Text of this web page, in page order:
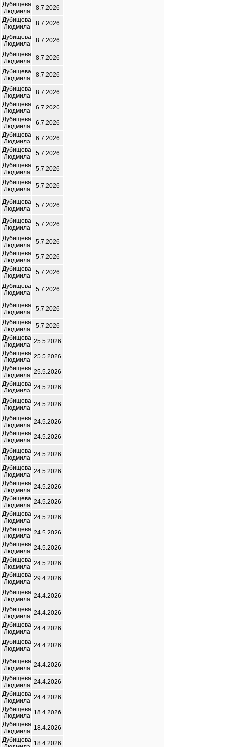
Дубищева
Людмила
8.7.2026
Дубищева
Людмила
8.7.2026
Дубищева
Людмила
8.7.2026
Дубищева
Людмила
8.7.2026
Дубищева
Людмила
8.7.2026
Дубищева
Людмила
8.7.2026
Дубищева
Людмила
6.7.2026
Дубищева
Людмила
6.7.2026
Дубищева
Людмила
6.7.2026
Дубищева
Людмила
5.7.2026
Дубищева
Людмила
5.7.2026
Дубищева
Людмила
5.7.2026
Дубищева
Людмила
5.7.2026
Дубищева
Людмила
5.7.2026
Дубищева
Людмила
5.7.2026
Дубищева
Людмила
5.7.2026
Дубищева
Людмила
5.7.2026
Дубищева
Людмила
5.7.2026
Дубищева
Людмила
5.7.2026
Дубищева
Людмила
5.7.2026
Дубищева
Людмила
25.5.2026
Дубищева
Людмила
25.5.2026
Дубищева
Людмила
25.5.2026
Дубищева
Людмила
24.5.2026
Дубищева
Людмила
24.5.2026
Дубищева
Людмила
24.5.2026
Дубищева
Людмила
24.5.2026
Дубищева
Людмила
24.5.2026
Дубищева
Людмила
24.5.2026
Дубищева
Людмила
24.5.2026
Дубищева
Людмила
24.5.2026
Дубищева
Людмила
24.5.2026
Дубищева
Людмила
24.5.2026
Дубищева
Людмила
24.5.2026
Дубищева
Людмила
24.5.2026
Дубищева
Людмила
29.4.2026
Дубищева
Людмила
24.4.2026
Дубищева
Людмила
24.4.2026
Дубищева
Людмила
24.4.2026
Дубищева
Людмила
24.4.2026
Дубищева
Людмила
24.4.2026
Дубищева
Людмила
24.4.2026
Дубищева
Людмила
24.4.2026
Дубищева
Людмила
18.4.2026
Дубищева
Людмила
18.4.2026
Дубищева 18.4.2026